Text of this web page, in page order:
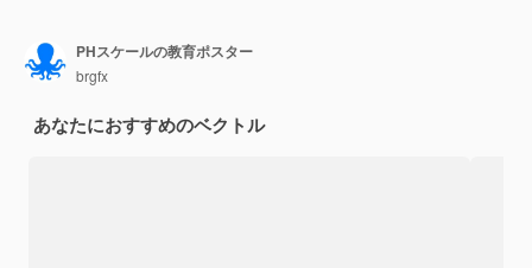
PHスケールの教育ポスター
brgfx
あなたにおすすめのベクトル